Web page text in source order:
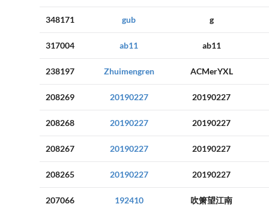
348171 gub g
317004 ab11 ab11
238197 Zhuimengren ACMerYXL
208269 20190227 20190227
208268 20190227 20190227
208267 20190227 20190227
208265 20190227 20190227
207066 192410 吹箫望江南